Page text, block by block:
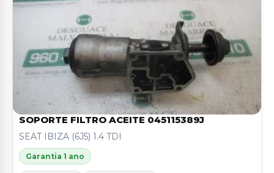
SOPORTE FILTRO ACEITE 045115389J
SEAT IBIZA (6J5) 1.4 TDI
Garantia 1 ano